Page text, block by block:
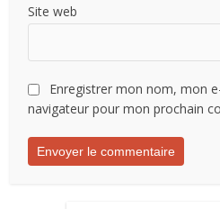
Site web
Enregistrer mon nom, mon
navigateur pour mon prochain